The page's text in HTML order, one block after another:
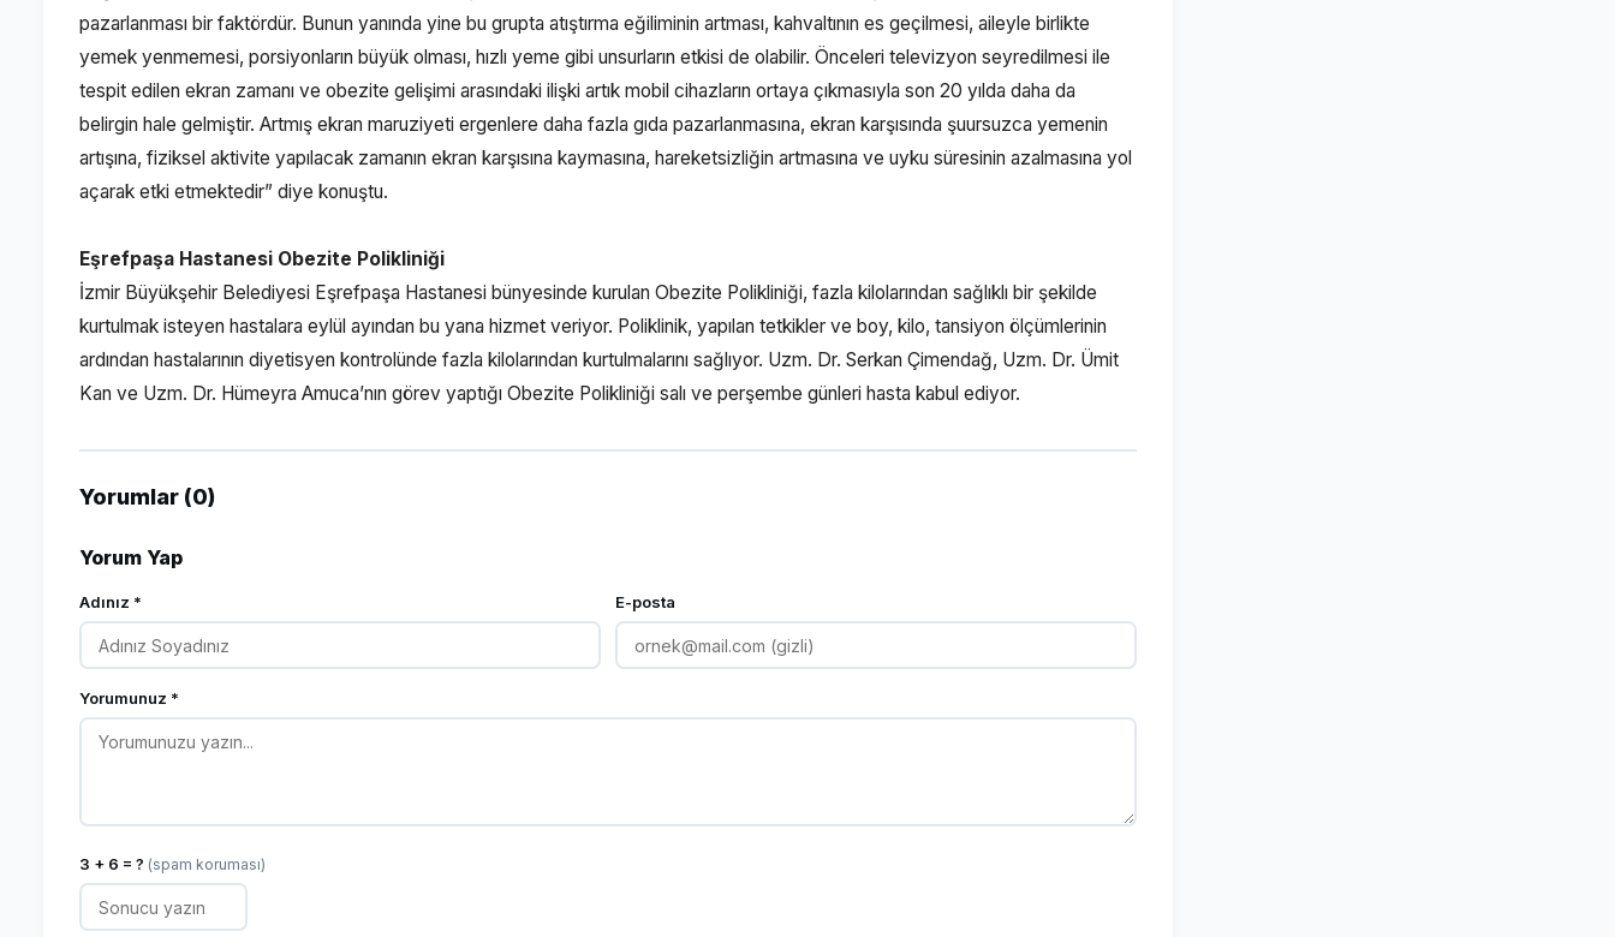
pazarlanması bir faktördür. Bunun yanında yine bu grupta atıştırma eğiliminin artması, kahvaltının es geçilmesi, aileyle birlikte
yemek yenmemesi, porsiyonların büyük olması, hızlı yeme gibi unsurların etkisi de olabilir. Önceleri televizyon seyredilmesi ile
tespit edilen ekran zamanı ve obezite gelişimi arasındaki ilişki artık mobil cihazların ortaya çıkmasıyla son 20 yılda daha da
belirgin hale gelmiştir. Artmış ekran maruziyeti ergenlere daha fazla gıda pazarlanmasına, ekran karşısında şuursuzca yemenin
artışına, fiziksel aktivite yapılacak zamanın ekran karşısına kaymasına, hareketsizliğin artmasına ve uyku süresinin azalmasına yol
açarak etki etmektedir” diye konuştu.
Eşrefpaşa Hastanesi Obezite Polikliniği
İzmir Büyükşehir Belediyesi Eşrefpaşa Hastanesi bünyesinde kurulan Obezite Polikliniği, fazla kilolarından sağlıklı bir şekilde
kurtulmak isteyen hastalara eylül ayından bu yana hizmet veriyor. Poliklinik, yapılan tetkikler ve boy, kilo, tansiyon ölçümlerinin
ardından hastalarının diyetisyen kontrolünde fazla kilolarından kurtulmalarını sağlıyor. Uzm. Dr. Serkan Çimendağ, Uzm. Dr. Ümit
Kan ve Uzm. Dr. Hümeyra Amuca’nın görev yaptığı Obezite Polikliniği salı ve perşembe günleri hasta kabul ediyor.
Yorumlar (0)
Yorum Yap
Adınız * E-posta
Yorumunuz *
3 + 6 = ? (spam koruması)